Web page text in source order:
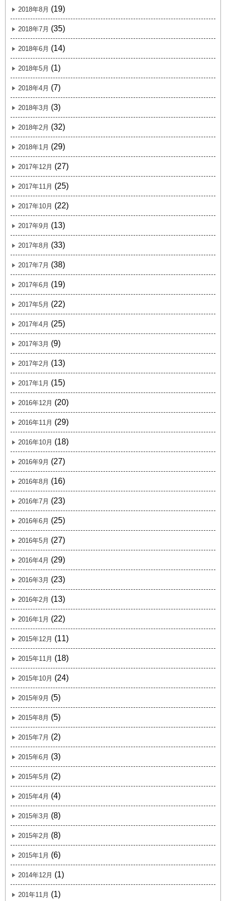
2018年8月 (19)
2018年7月 (35)
2018年6月 (14)
2018年5月 (1)
2018年4月 (7)
2018年3月 (3)
2018年2月 (32)
2018年1月 (29)
2017年12月 (27)
2017年11月 (25)
2017年10月 (22)
2017年9月 (13)
2017年8月 (33)
2017年7月 (38)
2017年6月 (19)
2017年5月 (22)
2017年4月 (25)
2017年3月 (9)
2017年2月 (13)
2017年1月 (15)
2016年12月 (20)
2016年11月 (29)
2016年10月 (18)
2016年9月 (27)
2016年8月 (16)
2016年7月 (23)
2016年6月 (25)
2016年5月 (27)
2016年4月 (29)
2016年3月 (23)
2016年2月 (13)
2016年1月 (22)
2015年12月 (11)
2015年11月 (18)
2015年10月 (24)
2015年9月 (5)
2015年8月 (5)
2015年7月 (2)
2015年6月 (3)
2015年5月 (2)
2015年4月 (4)
2015年3月 (8)
2015年2月 (8)
2015年1月 (6)
2014年12月 (1)
201年11月 (1)